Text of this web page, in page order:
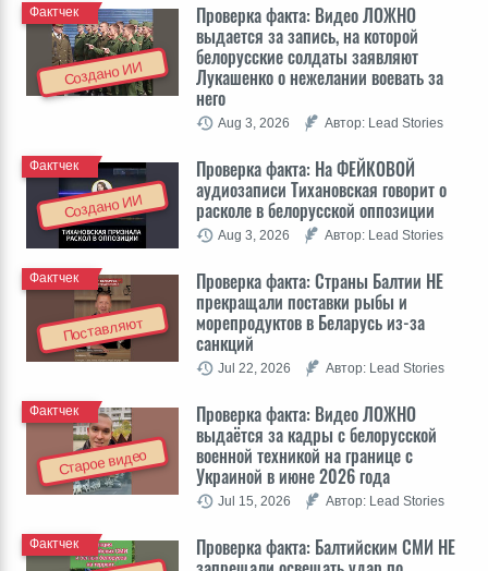
Создано ИИ
Проверка факта: Видео ЛОЖНО
выдается за запись, на которой
белорусские солдаты заявляют
Лукашенко о нежелании воевать за
него
Фактчек
Aug 3, 2026 Автор: Lead Stories
Создано ИИ
Проверка факта: На ФЕЙКОВОЙ
аудиозаписи Тихановская говорит о
расколе в белорусской оппозиции
Фактчек
Aug 3, 2026 Автор: Lead Stories
Поставляют
Проверка факта: Cтраны Балтии НЕ
прекращали поставки рыбы и
морепродуктов в Беларусь из-за
санкций
Фактчек
Jul 22, 2026 Автор: Lead Stories
Старое видео
Проверка факта: Видео ЛОЖНО
выдаётся за кадры с белорусской
военной техникой на границе с
Украиной в июне 2026 года
Фактчек
Jul 15, 2026 Автор: Lead Stories
Проверка факта: Балтийским СМИ НЕ
Фактчек